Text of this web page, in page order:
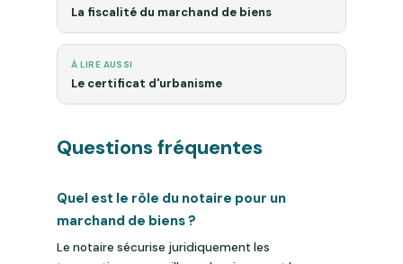
La fiscalité du marchand de biens
À LIRE AUSSI
Le certificat d'urbanisme
Questions fréquentes
Quel est le rôle du notaire pour un
marchand de biens ?
Le notaire sécurise juridiquement les